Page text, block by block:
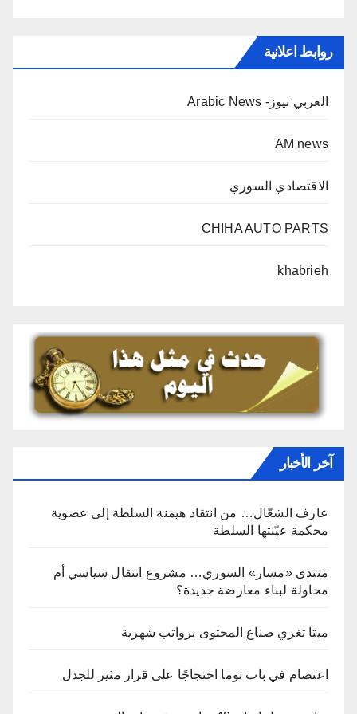
روابط اعلانية
العربي نيوز- Arabic News
AM news
الاقتصادي السوري
CHIHA AUTO PARTS
khabrieh
آخر الأخبار
عارف الشعّال… من انتقاد هيمنة السلطة إلى عضوية
محكمة عيّنتها السلطة
منتدى «مسار» السوري… مشروع انتقال سياسي أم
محاولة لبناء معارضة جديدة؟
ميتا تغري صناع المحتوى برواتب شهرية
اعتصام في باب توما احتجاجًا على قرار مثير للجدل